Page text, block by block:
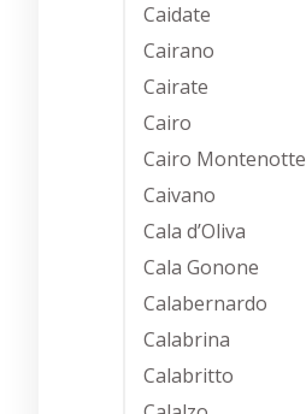
Caidate
Cairano
Cairate
Cairo
Cairo Montenotte
Caivano
Cala d’Oliva
Cala Gonone
Calabernardo
Calabrina
Calabritto